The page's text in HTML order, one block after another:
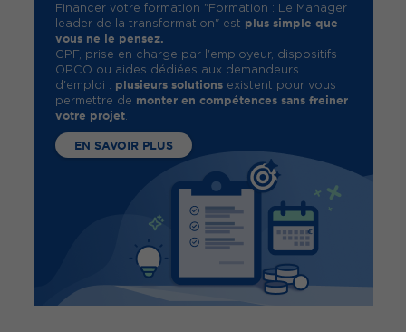
Financer votre formation "Formation : Le Manager
leader de la transformation" est plus simple que
vous ne le pensez.
CPF, prise en charge par l'employeur, dispositifs
OPCO ou aides dédiées aux demandeurs
d'emploi : plusieurs solutionsexistent pour vous
permettre de monter en compétences sans freiner
votre projet.
EN SAVOIR PLUS